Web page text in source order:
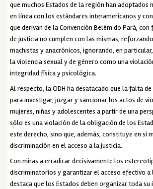
que muchos Estados de la región han adoptados
en línea con los estándares interamericanos y
que derivan de la Convención Belém do Pará, con
de justicia no cumplen con las mismas,
machistas y anacrónicos, ignorando, en
la violencia sexual y de género como una
integridad física y psicológica.
Al respecto, la CIDH ha desatacado que la falta
para investigar, juzgar y sancionar los actos de
mujeres, niñas y adolescentes a partir de una
sólo es una violación de la obligación de los
este derecho, sino que, además, constituye en sí
discriminación en el acceso a la justicia.
Con miras a erradicar decisivamente los
discriminatorios y garantizar el acceso efectivo a
destaca que los Estados deben organizar toda